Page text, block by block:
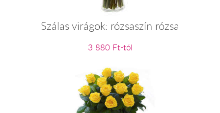
Szálas virágok: rózsaszín rózsa
3 880 Ft-tól